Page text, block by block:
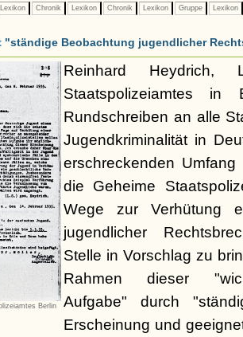
Lexikon Chronik Lexikon Chronik Lexikon Gruppe Lexikon
"ständige Beobachtung jugendlicher
Berlin
Reinhard Heydrich,
Staatspolizeiamtes
Rundschreiben an alle
Jugendkriminalität in
erschreckenden
die Geheime
Wege zur Verhütung
jugendlicher
Stelle in Vorschlag zu
Rahmen dieser
Aufgabe" durch
Erscheinung und